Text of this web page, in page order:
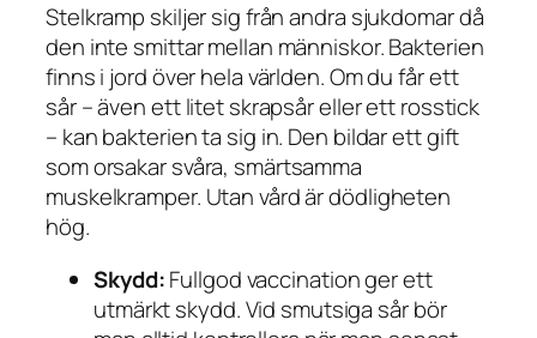
Stelkramp skiljer sig från andra sjukdomar då
den inte smittar mellan människor. Bakterien
finns i jord över hela världen. Om du får ett
sår – även ett litet skrapsår eller ett rosstick
– kan bakterien ta sig in. Den bildar ett gift
som orsakar svåra, smärtsamma
muskelkramper. Utan vård är dödligheten
hög.
Skydd:Fullgod vaccination ger ett
utmärkt skydd. Vid smutsiga sår bör